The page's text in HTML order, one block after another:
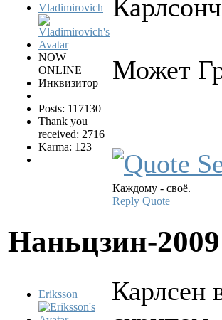
Vladimirovich
NOW
ONLINE
Инквизитор
Posts: 117130
Thank you
received: 2716
Karma: 123
Может
Каждому - своё.
Reply Quote
Наньцзин-2009
Eriksson
Карлсен